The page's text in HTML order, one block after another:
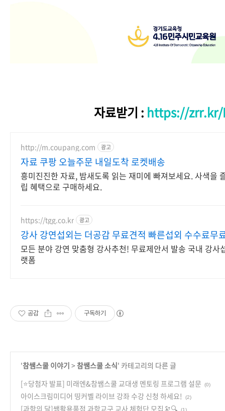
자료받기 : https://zrr.kr/
http://m.coupang.com 광고
자료 쿠팡 오늘주문 내일도착 로켓배송
흥미진진한 자료, 밤새도록 읽는 재미에 빠져보세요. 사색을
립 혜택으로 구매하세요.
https://tgg.co.kr 광고
강사 강연섭외는 더공감 무료견적 빠른섭외 수수료무
모든 분야 강연 맞춤형 강사추천! 무료제안서 발송 국내 강사
랫폼
공감 구독하기
'참쌤스쿨 이야기 > 참쌤스쿨 소식' 카테고리의 다른 글
[⭐️당첨자 발표] 미래엔&참쌤스쿨 교대생 멘토링 프로그램 설문
(0)
아이스크림미디어 띵커벨 라이브 강좌 수강 신청 하세요! (2)
[과학의 달]쌤활용품점 과학교구 교사 체험단 모집🔭🔍 (1)